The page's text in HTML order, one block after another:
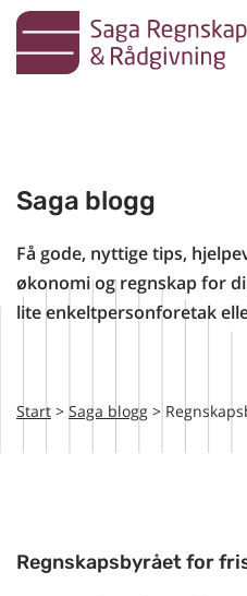
Skip
content
Saga blogg
Få gode, nyttige tips,
økonomi og regnskap for
lite enkeltpersonforetak
Start > Saga blogg >
Regnskapsbyrået for